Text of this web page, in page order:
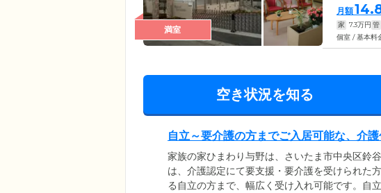
満室
月額
家 7.3万円 管
個室 / 基本料
空き状況を知る
自立～要介護の方までご入居可能な、介
家族の家ひまわり与野は、さいたま市中央区鈴
は、介護認定にて要支援・要介護を受けられた
る自立の方まで、幅広く受け入れ可能です。自